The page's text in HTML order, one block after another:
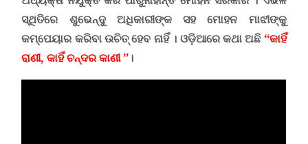
ସ୍ଥିତିରେ ଶୁଭେନ୍ଦୁ ଅଧିକାରୀଙ୍କ ସହ ମୋହନ ମାଝୀଙ୍କୁ
କମ୍ପେୟାର କରିବା ଉଚିତ୍ ହେବ ନାହିଁ । ଓଡ଼ିଆରେ କଥା ଅଛି ‘‘କାହିଁ
ରାଣୀ, କାହିଁ ଚନ୍ଦର କାଣୀ ’’ ।